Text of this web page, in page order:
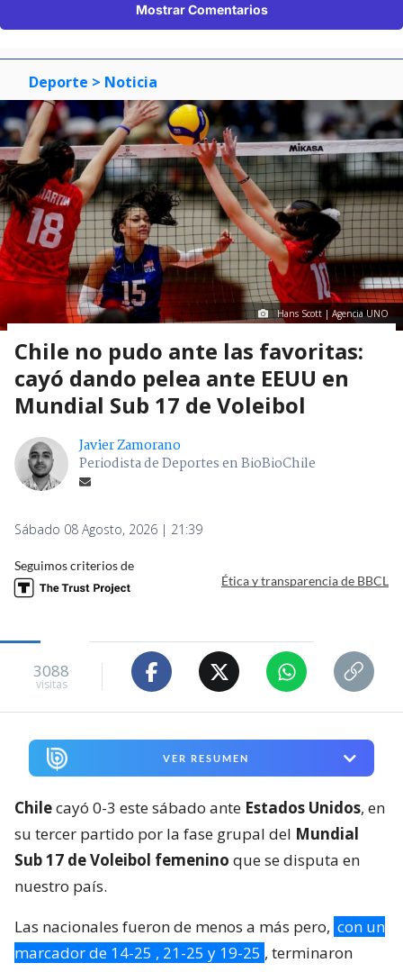
Mostrar Comentarios
Deporte > Noticia
Hans Scott | Agencia UNO
Chile no pudo ante las favoritas:
cayó dando pelea ante EEUU en
Mundial Sub 17 de Voleibol
Javier Zamorano
Periodista de Deportes en BioBioChile
Sábado 08 Agosto, 2026 | 21:39
Seguimos criterios de
Ética y transparencia de BBCL
3088
visitas
VER RESUMEN
Chilecayó 0-3 este sábado ante Estados Unidos, en
su tercer partido por la fase grupal del Mundial
Sub 17 de Voleibol femenino que se disputa en
nuestro país.
Las nacionales fueron de menos a más pero, con un
marcador de 14-25 , 21-25 y 19-25 , terminaron